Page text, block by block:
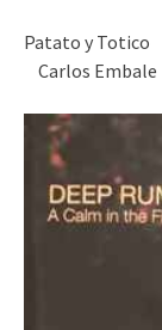
Carlos Embale